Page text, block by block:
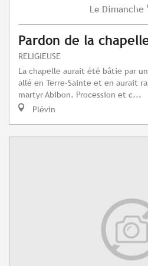
Le Dimanche
Pardon de la
RELIGIEUSE
La chapelle aurait été bâtie par
allé en Terre-Sainte et en aurait
martyr Abibon. Procession et c...
Plévin